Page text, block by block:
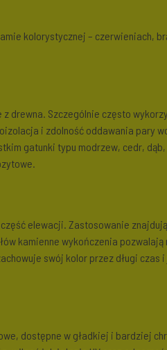
kolorystycznej – czerwieniach,
drewna. Szczególnie często
i zdolność oddawania pary
gatunki typu modrzew, cedr,
elewacji. Zastosowanie
kamienne wykończenia
swój kolor przez długi
dostępne w gładkiej i bardziej